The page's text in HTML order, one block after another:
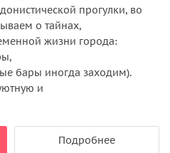
прогулки, во
о тайнах,
жизни города:
бары иногда заходим).
и
Подробнее